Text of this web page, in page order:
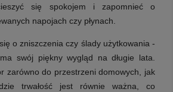
się spokojem i zapomnieć o
napojach czy płynach.
o zniszczenia czy ślady użytkowania -
swój piękny wygląd na długie lata.
zarówno do przestrzeni domowych, jak
trwałość jest równie ważna, co